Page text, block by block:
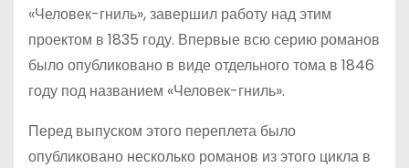
«Человек-гниль», завершил работу над этим
проектом в 1835 году. Впервые всю серию романов
было опубликовано в виде отдельного тома в 1846
году под названием «Человек-гниль».
Перед выпуском этого переплета было
опубликовано несколько романов из этого цикла в